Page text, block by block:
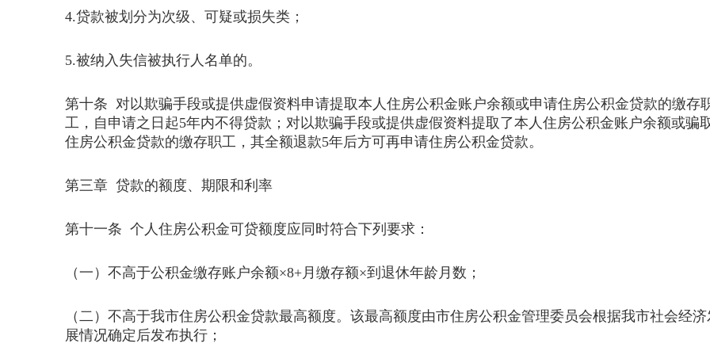
4.贷款被划分为次级、可疑或损失类；
5.被纳入失信被执行人名单的。
第十条 对以欺骗手段或提供虚假资料申请提取本人住房公积金账户余额或申请住房公积金贷款的缴存
工，自申请之日起5年内不得贷款；对以欺骗手段或提供虚假资料提取了本人住房公积金账户余额或骗
住房公积金贷款的缴存职工，其全额退款5年后方可再申请住房公积金贷款。
第三章 贷款的额度、期限和利率
第十一条 个人住房公积金可贷额度应同时符合下列要求：
（一）不高于公积金缴存账户余额×8+月缴存额×到退休年龄月数；
（二）不高于我市住房公积金贷款最高额度。该最高额度由市住房公积金管理委员会根据我市社会经济
展情况确定后发布执行；